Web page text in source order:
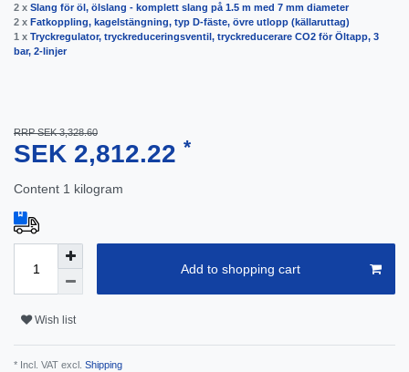
2 x Slang för öl, ölslang - komplett slang på 1.5 m med 7 mm diameter
2 x Fatkoppling, kagelstängning, typ D-fäste, övre utlopp (källaruttag)
1 x Tryckregulator, tryckreduceringsventil, tryckreducerare CO2 för Öltapp, 3
bar, 2-linjer
RRP SEK 3,328.60
SEK 2,812.22 *
Content 1 kilogram
Add to shopping cart
Wish list
* Incl. VAT excl. Shipping